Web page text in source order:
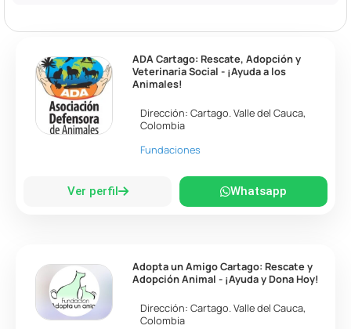
ADA Cartago: Rescate, Adopción y
Veterinaria Social - ¡Ayuda a los
Animales!
Dirección:Cartago.Valle del Cauca,
Colombia
Fundaciones
Ver perfil Whatsapp
Adopta un Amigo Cartago: Rescate y
Adopción Animal - ¡Ayuda y Dona Hoy!
Dirección:Cartago.Valle del Cauca,
Colombia